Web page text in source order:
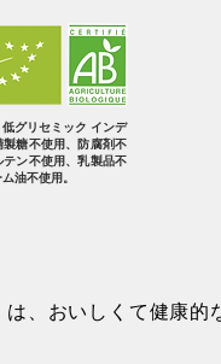
低グリセミック インデ
製糖不使用、防腐剤不
ン不使用、乳製品不
油不使用。
は、おいしくて健康